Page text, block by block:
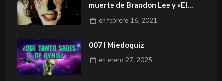
muerte de Brandon Lee y «El
Cuervo».
en febrero 16, 2021
007 I Miedoquiz
en enero 27, 2025